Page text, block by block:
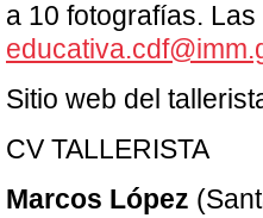
a 10 fotografías.
Sitio web del
CV TALLERISTA
Marcos López